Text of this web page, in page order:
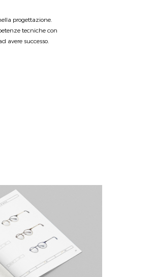
progettazione.
tecniche con
avere successo.